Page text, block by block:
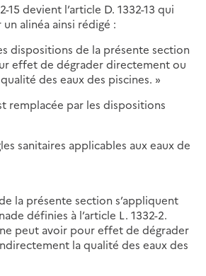
15 devient l’article D. 1332-13 qui
alinéa ainsi rédigé :
dispositions de la présente section
effet de dégrader directement ou
des eaux des piscines. »
remplacée par les dispositions
sanitaires applicables aux eaux de
la présente section s’appliquent
définies à l’article L. 1332-2.
peut avoir pour effet de dégrader
la qualité des eaux des